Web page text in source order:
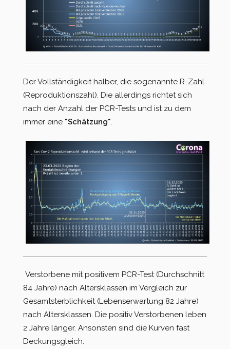
Der Vollständigkeit halber, die sogenannte R-Zahl
(Reproduktionszahl). Die allerdings richtet sich
nach der Anzahl der PCR-Tests und ist zu dem
immer eine "Schätzung".
Verstorbene mit positivem PCR-Test (Durchschnitt
84 Jahre) nach Altersklassen im Vergleich zur
Gesamtsterblichkeit (Lebenserwartung 82 Jahre)
nach Altersklassen. Die positiv Verstorbenen leben
2 Jahre länger. Ansonsten sind die Kurven fast
Deckungsgleich.